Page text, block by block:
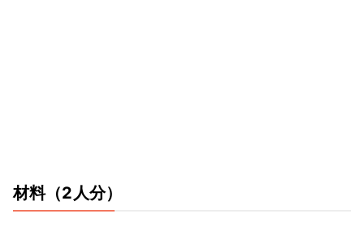
材料（2人分）